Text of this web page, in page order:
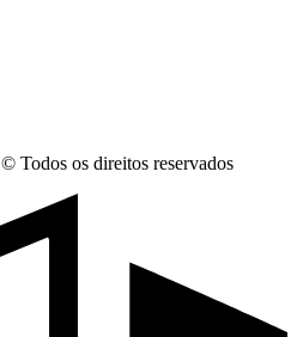
© Todos os direitos reservados